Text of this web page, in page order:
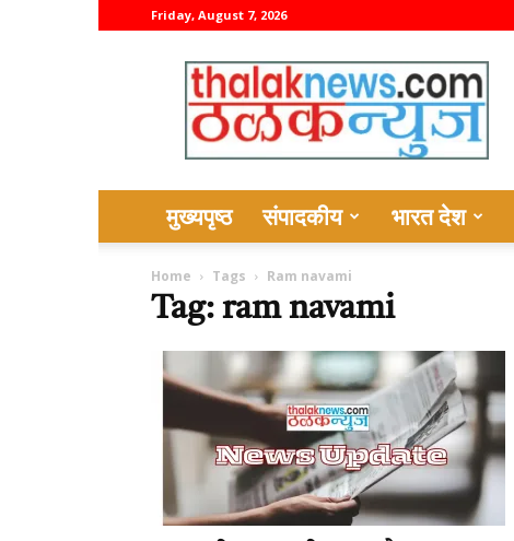
Friday, August 7, 2026
thalaknews
मुख्यपृष्ठ संपादकीय भारत देश
Home Tags Ram navami
Tag: ram navami